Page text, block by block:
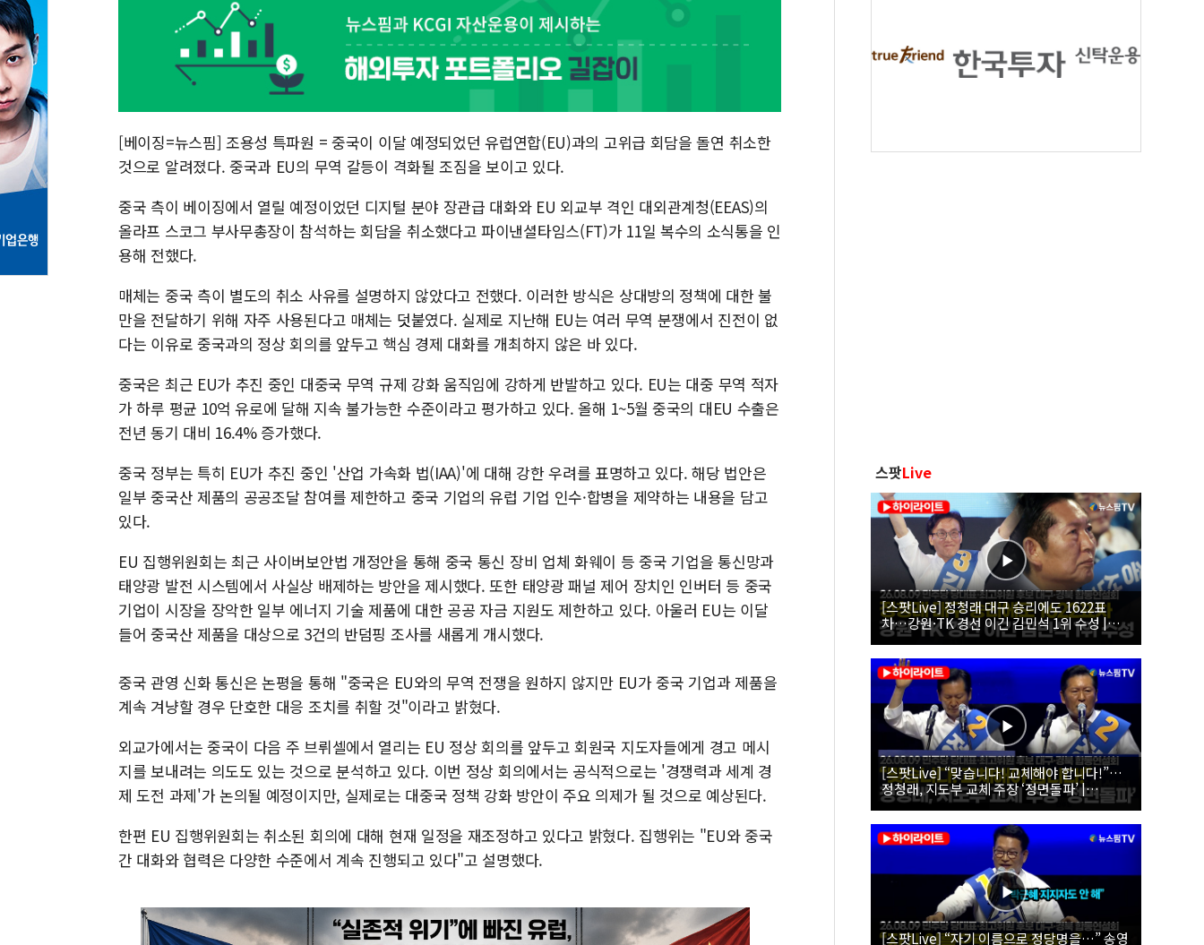
[베이징=뉴스핌] 조용성 특파원 = 중국이 이달 예정되었던 유럽연합(EU)과의 고위급 회담을 돌연 취소한
것으로 알려졌다. 중국과 EU의 무역 갈등이 격화될 조짐을 보이고 있다.
중국 측이 베이징에서 열릴 예정이었던 디지털 분야 장관급 대화와 EU 외교부 격인 대외관계청(EEAS)의
올라프 스코그 부사무총장이 참석하는 회담을 취소했다고 파이낸셜타임스(FT)가 11일 복수의 소식통을 인
용해 전했다.
매체는 중국 측이 별도의 취소 사유를 설명하지 않았다고 전했다. 이러한 방식은 상대방의 정책에 대한 불
만을 전달하기 위해 자주 사용된다고 매체는 덧붙였다. 실제로 지난해 EU는 여러 무역 분쟁에서 진전이 없
다는 이유로 중국과의 정상 회의를 앞두고 핵심 경제 대화를 개최하지 않은 바 있다.
중국은 최근 EU가 추진 중인 대중국 무역 규제 강화 움직임에 강하게 반발하고 있다. EU는 대중 무역 적자
가 하루 평균 10억 유로에 달해 지속 불가능한 수준이라고 평가하고 있다. 올해 1~5월 중국의 대EU 수출은
전년 동기 대비 16.4% 증가했다.
중국 정부는 특히 EU가 추진 중인 '산업 가속화 법(IAA)'에 대해 강한 우려를 표명하고 있다. 해당 법안은
일부 중국산 제품의 공공조달 참여를 제한하고 중국 기업의 유럽 기업 인수·합병을 제약하는 내용을 담고
있다.
EU 집행위원회는 최근 사이버보안법 개정안을 통해 중국 통신 장비 업체 화웨이 등 중국 기업을 통신망과
태양광 발전 시스템에서 사실상 배제하는 방안을 제시했다. 또한 태양광 패널 제어 장치인 인버터 등 중국
기업이 시장을 장악한 일부 에너지 기술 제품에 대한 공공 자금 지원도 제한하고 있다. 아울러 EU는 이달
들어 중국산 제품을 대상으로 3건의 반덤핑 조사를 새롭게 개시했다.
중국 관영 신화 통신은 논평을 통해 "중국은 EU와의 무역 전쟁을 원하지 않지만 EU가 중국 기업과 제품을
계속 겨냥할 경우 단호한 대응 조치를 취할 것"이라고 밝혔다.
외교가에서는 중국이 다음 주 브뤼셀에서 열리는 EU 정상 회의를 앞두고 회원국 지도자들에게 경고 메시
지를 보내려는 의도도 있는 것으로 분석하고 있다. 이번 정상 회의에서는 공식적으로는 '경쟁력과 세계 경
제 도전 과제'가 논의될 예정이지만, 실제로는 대중국 정책 강화 방안이 주요 의제가 될 것으로 예상된다.
한편 EU 집행위원회는 취소된 회의에 대해 현재 일정을 재조정하고 있다고 밝혔다. 집행위는 "EU와 중국
간 대화와 협력은 다양한 수준에서 계속 진행되고 있다"고 설명했다.
스팟Live
[스팟Live] 정청래 대구 승리에도 1622표
차…강원·TK 경선 이긴 김민석 1위 수성 |
26.08.09 더불어민주당 당대표·최고위원 후
보 대구·경북 합동연설회
[스팟Live] “맞습니다! 교체해야 합니다!”…
정청래, 지도부 교체 주장 ‘정면돌파’ |
26.08.09 더불어민주당 당대표·최고위원 후
보 대구·경북 합동연설회
[스팟Live] “자기 이름으로 정당명을…” 송영